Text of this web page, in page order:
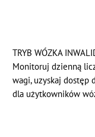
TRYB WÓZKA
Monitoruj dzienną
wagi, uzyskaj dostęp
dla użytkowników